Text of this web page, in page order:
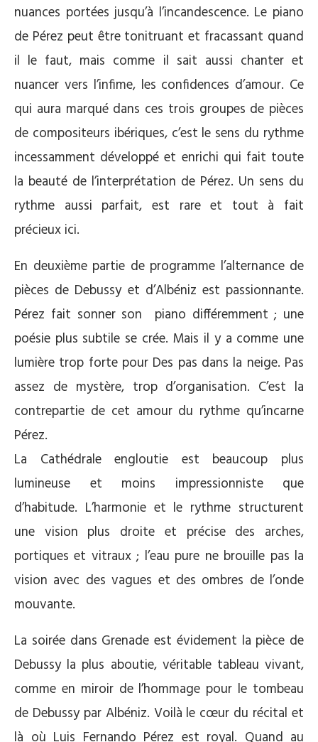
nuances portées jusqu’à l’incandescence. Le piano
de Pérez peut être tonitruant et fracassant quand
il le faut, mais comme il sait aussi chanter et
nuancer vers l’infime, les confidences d’amour. Ce
qui aura marqué dans ces trois groupes de pièces
de compositeurs ibériques, c’est le sens du rythme
incessamment développé et enrichi qui fait toute
la beauté de l’interprétation de Pérez. Un sens du
rythme aussi parfait, est rare et tout à fait
précieux ici.
En deuxième partie de programme l’alternance de
pièces de Debussy et d’Albéniz est passionnante.
Pérez fait sonner son piano différemment ; une
poésie plus subtile se crée. Mais il y a comme une
lumière trop forte pour Des pas dans la neige. Pas
assez de mystère, trop d’organisation. C’est la
contrepartie de cet amour du rythme qu’incarne
Pérez.
La Cathédrale engloutie est beaucoup plus
lumineuse et moins impressionniste que
d’habitude. L’harmonie et le rythme structurent
une vision plus droite et précise des arches,
portiques et vitraux ; l’eau pure ne brouille pas la
vision avec des vagues et des ombres de l’onde
mouvante.
La soirée dans Grenade est évidement la pièce de
Debussy la plus aboutie, véritable tableau vivant,
comme en miroir de l’hommage pour le tombeau
de Debussy par Albéniz. Voilà le cœur du récital et
là où Luis Fernando Pérez est royal. Quand au